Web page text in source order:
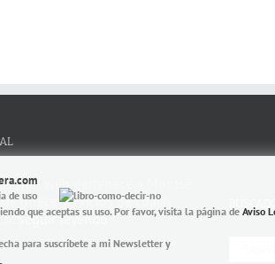
sitio web pertenece a Montse
ofrece servicios de coach
Seguir leyendo
de uso
que aceptas su uso. Por favor, visita la página de Aviso
para suscríbete a mi Newsletter y